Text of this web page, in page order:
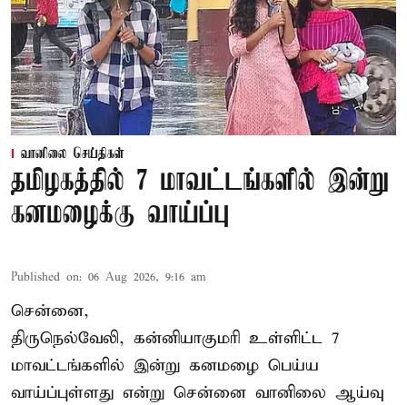
வானிலை செய்திகள்
தமிழகத்தில் 7 மாவட்டங்களில் இன்று
கனமழைக்கு வாய்ப்பு
Published on: 06 Aug 2026, 9:16 am
சென்னை,
திருநெல்வேலி, கன்னியாகுமரி உள்ளிட்ட 7
மாவட்டங்களில் இன்று கனமழை பெய்ய
வாய்ப்புள்ளது என்று சென்னை வானிலை ஆய்வு